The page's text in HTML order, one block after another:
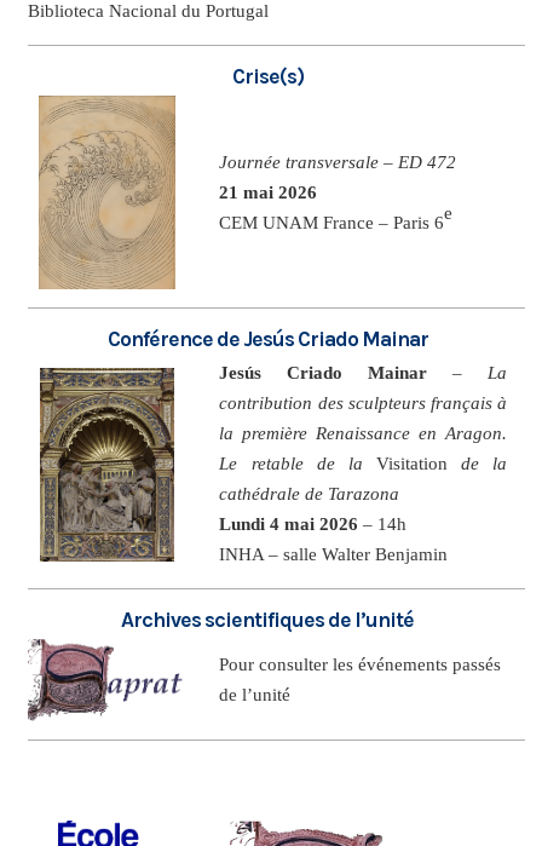
Biblioteca Nacional du Portugal
Crise(s)
Journée transversale – ED 472
21 mai 2026
CEM UNAM France – Paris 6e
Conférence de Jesús Criado Mainar
Jesús Criado Mainar – La
contribution des sculpteurs français à
la première Renaissance en Aragon.
Le retable de la Visitation de la
cathédrale de Tarazona
Lundi 4 mai 2026 – 14h
INHA – salle Walter Benjamin
Archives scientifiques de l’unité
Pour consulter les événements passés
de l’unité